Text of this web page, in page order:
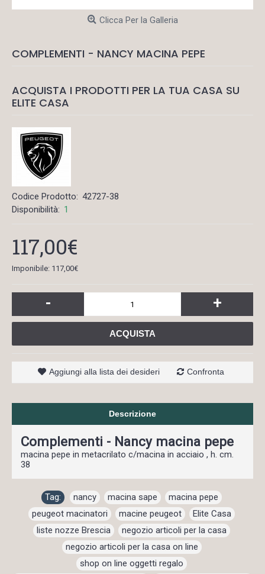
Clicca Per la Galleria
COMPLEMENTI - NANCY MACINA PEPE
ACQUISTA I PRODOTTI PER LA TUA CASA SU
ELITE CASA
Codice Prodotto: 42727-38
Disponibilità: 1
117,00€
Imponibile: 117,00€
- +
ACQUISTA
Aggiungi alla lista dei desideri Confronta
Descrizione
Complementi - Nancy macina pepe
macina pepe in metacrilato c/macina in acciaio , h. cm.
38
Tag: nancy macina sape macina pepe
peugeot macinatori
macine peugeot Elite Casa
liste nozze Brescia
negozio articoli per la casa
negozio articoli per la casa on line ,
shop on line oggetti regalo